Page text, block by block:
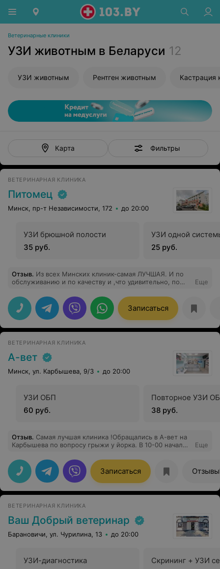
Ветеринарные клиники
УЗИ животным в Беларуси 12
УЗИ животным Рентген животным Кастрация
Карта Фильтры
ВЕТЕРИНАРНАЯ КЛИНИКА
Питомец
Минск, пр-т Независимости, 172 до 20:00
УЗИ брюшной полости
35 руб.
УЗИ одной
25 руб.
Отзыв. Из всех Минских клиник-самая ЛУЧШАЯ. И по
обслуживанию и по качеству и ,что удивительно, по
даже лучше. Персонал
заботливый,отзывчивый,профессионалы своего дела.
Обращалась туда с двумя своими кошками и все
лечение было на лучшем уровне. Не существует тех
слов благодарности,которые можно выразить этим
теперь рекомендую только эту клинику и
персонал.Дай Бог ВАМ здоровья и успехов за ваш труд
и помощь людям в спасении их "друзей" ,"членов
семьи" и просто братьев наших меньших.
Еще
Записаться
ВЕТЕРИНАРНАЯ КЛИНИКА
А-вет
Минск, ул. Карбышева, 9/3 до 20:00
УЗИ ОБП
60 руб.
Повторное УЗИ
38 руб.
Отзыв. Самая лучшая клиника !Обращались в А-вет на
Карбышева по вопросу грыжи у йорка. В 10-00 начало
13-00 забрали нашего йорка после операции. Всё в
одном месте! Современное
оборудование,современный
ремонт,чистота,профессиональные ответы узких
специалистов !Отличные цены!
Еще
Записаться Отзывы
ВЕТЕРИНАРНАЯ КЛИНИКА
Ваш Добрый ветеринар
Барановичи, ул. Чурилина, 13 до 20:00
УЗИ-диагностика Скрининг + УЗИ